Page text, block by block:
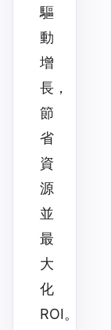
驅
動
增
長，
節
省
資
源
並
最
大
化
ROI。